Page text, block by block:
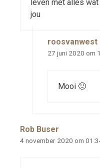
leven met alles
jou
roosvanwest
27 juni 2020 om
Mooi 🙂
Rob Buser
4 november 2020 om